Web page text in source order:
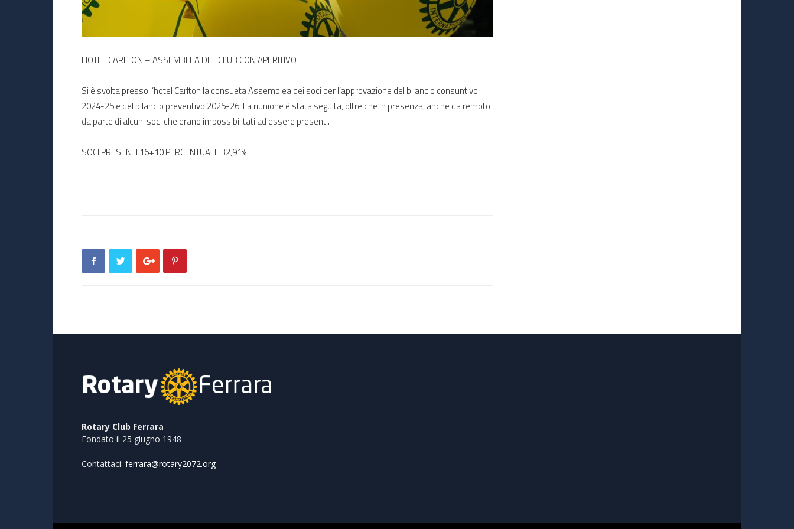
HOTEL CARLTON – ASSEMBLEA DEL CLUB CON APERITIVO
Si è svolta presso l’hotel Carlton la consueta Assemblea dei soci per l’approvazione del bilancio consuntivo
2024-25 e del bilancio preventivo 2025-26. La riunione è stata seguita, oltre che in presenza, anche da remoto
da parte di alcuni soci che erano impossibilitati ad essere presenti.
SOCI PRESENTI 16+10 PERCENTUALE 32,91%
Rotary Club Ferrara
Fondato il 25 giugno 1948
Contattaci: ferrara@rotary2072.org